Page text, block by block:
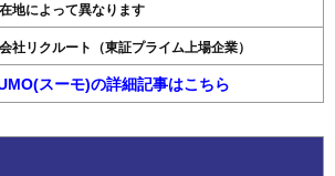
地によって異なります
社リクルート（東証プライム上場企業）
スーモ)の詳細記事はこちら